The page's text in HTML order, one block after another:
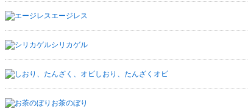
エージレス
シリカゲル
しおり、たんざくオビ
お茶のぼり